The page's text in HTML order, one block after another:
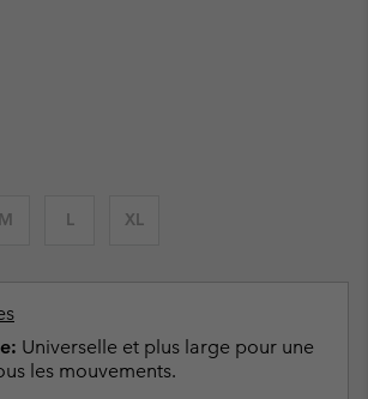
M L XL
Universelle et plus large pour une
les mouvements.